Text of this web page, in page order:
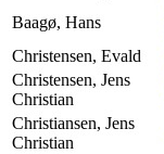
Baagø, Hans
Christensen, Evald
Christensen, Jens
Christian
Christiansen, Jens
Christian